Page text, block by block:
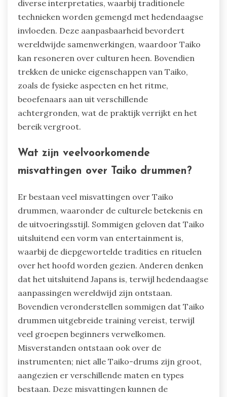
diverse interpretaties, waarbij traditionele
technieken worden gemengd met hedendaagse
invloeden. Deze aanpasbaarheid bevordert
wereldwijde samenwerkingen, waardoor Taiko
kan resoneren over culturen heen. Bovendien
trekken de unieke eigenschappen van Taiko,
zoals de fysieke aspecten en het ritme,
beoefenaars aan uit verschillende
achtergronden, wat de praktijk verrijkt en het
bereik vergroot.
Wat zijn veelvoorkomende
misvattingen over Taiko drummen?
Er bestaan veel misvattingen over Taiko
drummen, waaronder de culturele betekenis en
de uitvoeringsstijl. Sommigen geloven dat Taiko
uitsluitend een vorm van entertainment is,
waarbij de diepgewortelde tradities en rituelen
over het hoofd worden gezien. Anderen denken
dat het uitsluitend Japans is, terwijl hedendaagse
aanpassingen wereldwijd zijn ontstaan.
Bovendien veronderstellen sommigen dat Taiko
drummen uitgebreide training vereist, terwijl
veel groepen beginners verwelkomen.
Misverstanden ontstaan ook over de
instrumenten; niet alle Taiko-drums zijn groot,
aangezien er verschillende maten en types
bestaan. Deze misvattingen kunnen de